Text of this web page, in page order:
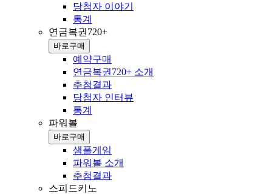
당첨자 이야기
통계
연금복권720+
바로구매
예약구매
연금복권720+ 소개
추첨결과
당첨자 인터뷰
통계
파워볼
바로구매
샘플게임
파워볼 소개
추첨결과
스피드키노